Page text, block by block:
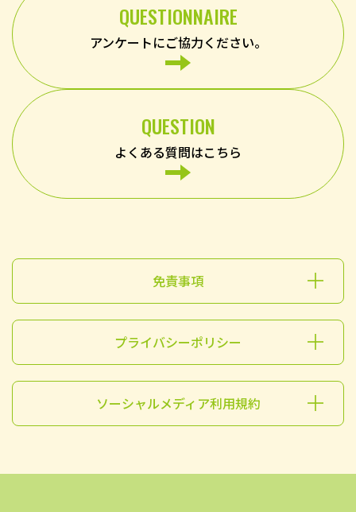
QUESTIONNAIRE
アンケートにご協力ください。
QUESTION
よくある質問はこちら
免責事項
プライバシーポリシー
ソーシャルメディア利用規約